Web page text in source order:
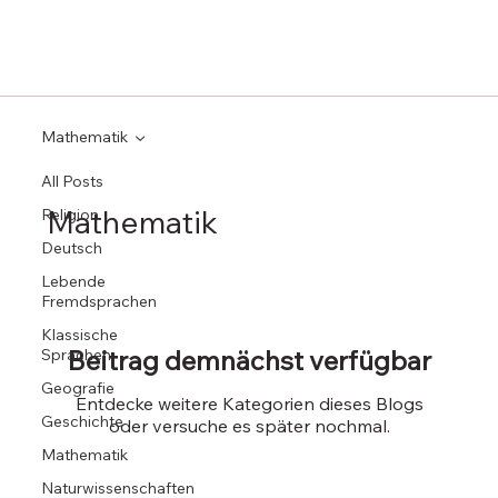
All Posts
Religion
Deutsch
Lebende
Fremdsprachen
Klassische
Sprachen
Geografie
Geschichte
Mathematik
Naturwissenschaften
Mathematik
Mathematik
Beitrag demnächst verfügbar
Entdecke weitere Kategorien dieses Blogs
oder versuche es später nochmal.